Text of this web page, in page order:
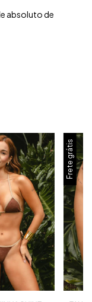
absoluto de
Frete grátis